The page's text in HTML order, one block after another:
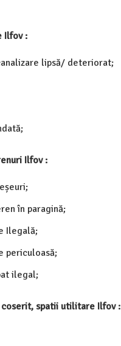
Ilfov :
lipsă/ deteriorat;
Ilfov :
în paragină;
Ilegală;
periculoasă;
ilegal;
spatii utilitare Ilfov :